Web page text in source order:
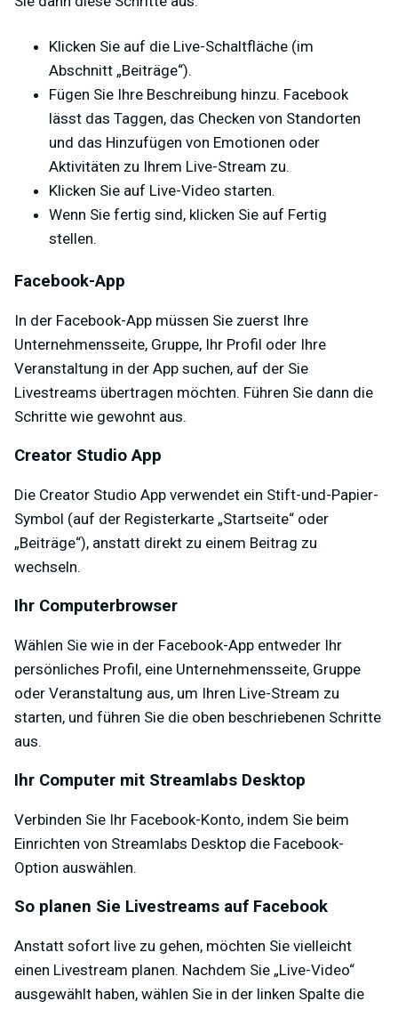
Klicken Sie auf die Live-Schaltfläche (im
Abschnitt „Beiträge“).
Fügen Sie Ihre Beschreibung hinzu. Facebook
lässt das Taggen, das Checken von Standorten
und das Hinzufügen von Emotionen oder
Aktivitäten zu Ihrem Live-Stream zu.
Klicken Sie auf Live-Video starten.
Wenn Sie fertig sind, klicken Sie auf Fertig
stellen.
Facebook-App
In der Facebook-App müssen Sie zuerst Ihre
Unternehmensseite, Gruppe, Ihr Profil oder Ihre
Veranstaltung in der App suchen, auf der Sie
Livestreams übertragen möchten. Führen Sie dann die
Schritte wie gewohnt aus.
Creator Studio App
Die Creator Studio App verwendet ein Stift-und-Papier-
Symbol (auf der Registerkarte „Startseite“ oder
„Beiträge“), anstatt direkt zu einem Beitrag zu
wechseln.
Ihr Computerbrowser
Wählen Sie wie in der Facebook-App entweder Ihr
persönliches Profil, eine Unternehmensseite, Gruppe
oder Veranstaltung aus, um Ihren Live-Stream zu
starten, und führen Sie die oben beschriebenen Schritte
aus.
Ihr Computer mit Streamlabs Desktop
Verbinden Sie Ihr Facebook-Konto, indem Sie beim
Einrichten von Streamlabs Desktop die Facebook-
Option auswählen.
So planen Sie Livestreams auf Facebook
Anstatt sofort live zu gehen, möchten Sie vielleicht
einen Livestream planen. Nachdem Sie „Live-Video“
ausgewählt haben, wählen Sie in der linken Spalte die